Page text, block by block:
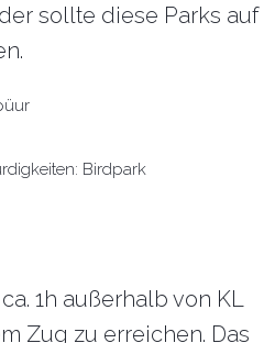
sollte diese Parks auf
1h außerhalb von KL
Zug zu erreichen. Das